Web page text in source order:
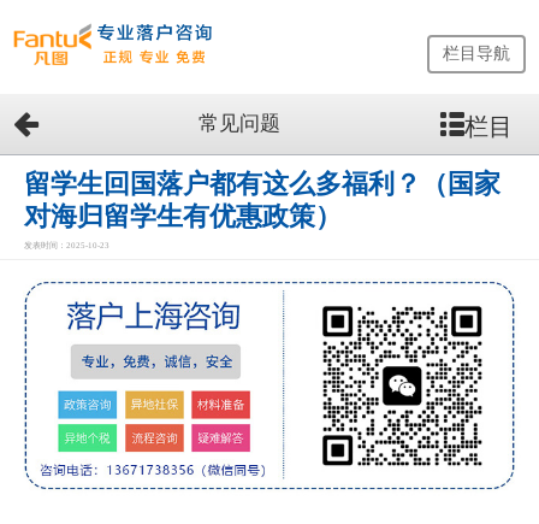
网
站
首
页
留
生
务
优
栏目导航
常见问题 栏目
留学生回国落户都有这么多福利？（国家
对海归留学生有优惠政策）
发表时间：2025-10-23